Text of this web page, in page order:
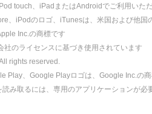
touch、iPadまたはAndroidでご利用いた
、iPodのロゴ、iTunesは、米国および他国
Inc.の商標です
社のライセンスに基づき使用されています
rights reserved.
Play、Google Playロゴは、Google Inc.の
み取るには、専用のアプリケーションが必